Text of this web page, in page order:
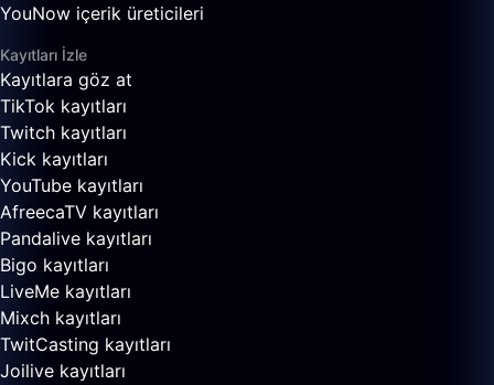
YouNow içerik üreticileri
Kayıtları İzle
Kayıtlara göz at
TikTok kayıtları
Twitch kayıtları
Kick kayıtları
YouTube kayıtları
AfreecaTV kayıtları
Pandalive kayıtları
Bigo kayıtları
LiveMe kayıtları
Mixch kayıtları
TwitCasting kayıtları
Joilive kayıtları